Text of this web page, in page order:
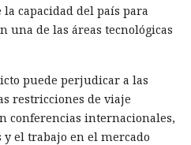
capacidad del país para
una de las áreas tecnológicas
puede perjudicar a las
restricciones de viaje
conferencias internacionales,
y el trabajo en el mercado